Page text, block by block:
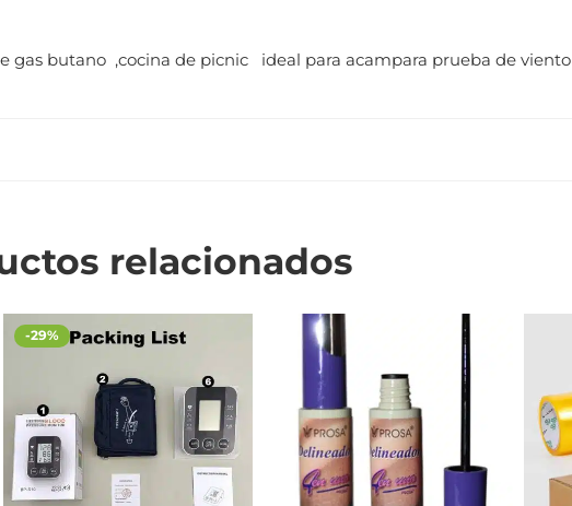
butano ,cocina de picnic ideal para acampara prueba de viento
relacionados
-29%